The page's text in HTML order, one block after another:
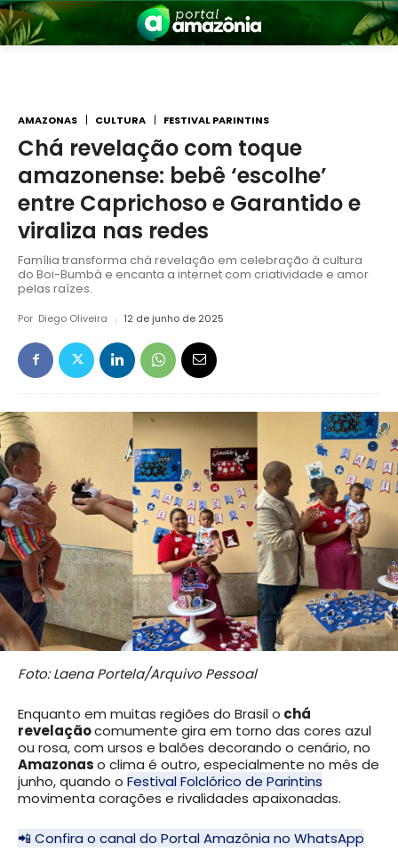
AMAZONAS CULTURA FESTIVAL PARINTINS
Chá revelação com toque
amazonense: bebê ‘escolhe’
entre Caprichoso e Garantido e
viraliza nas redes
Família transforma chá revelação em celebração à cultura
do Boi-Bumbá e encanta a internet com criatividade e amor
pelas raízes.
Por Diego Oliveira 12 de junho de 2025
Foto: Laena Portela/Arquivo Pessoal
Enquanto em muitas regiões do Brasil o chá
revelaçãocomumente gira em torno das cores azul
ou rosa, com ursos e balões decorando o cenário, no
Amazonaso clima é outro, especialmente no mês de
junho, quando o Festival Folclórico de Parintins
movimenta corações e rivalidades apaixonadas.
📲 Confira o canal do Portal Amazônia no WhatsApp